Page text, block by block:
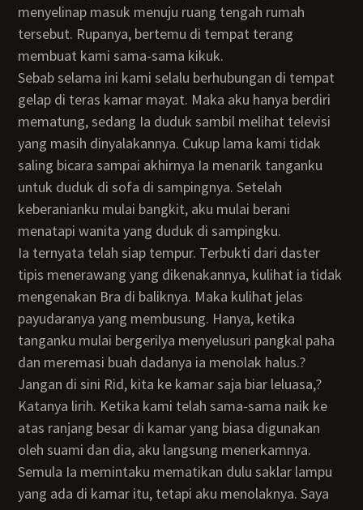
menyelinap masuk menuju ruang tengah rumah
tersebut. Rupanya, bertemu di tempat terang
membuat kami sama-sama kikuk.
Sebab selama ini kami selalu berhubungan di tempat
gelap di teras kamar mayat. Maka aku hanya berdiri
mematung, sedang Ia duduk sambil melihat televisi
yang masih dinyalakannya. Cukup lama kami tidak
saling bicara sampai akhirnya Ia menarik tanganku
untuk duduk di sofa di sampingnya. Setelah
keberanianku mulai bangkit, aku mulai berani
menatapi wanita yang duduk di sampingku.
Ia ternyata telah siap tempur. Terbukti dari daster
tipis menerawang yang dikenakannya, kulihat ia tidak
mengenakan Bra di baliknya. Maka kulihat jelas
payudaranya yang membusung. Hanya, ketika
tanganku mulai bergerilya menyelusuri pangkal paha
dan meremasi buah dadanya ia menolak halus.?
Jangan di sini Rid, kita ke kamar saja biar leluasa,?
katanya lirih. Ketika kami telah sama-sama naik ke
atas ranjang besar di kamar yang biasa digunakan
oleh suami dan dia, aku langsung menerkamnya.
Semula Ia memintaku mematikan dulu saklar lampu
yang ada di kamar itu, tetapi aku menolaknya. Saya